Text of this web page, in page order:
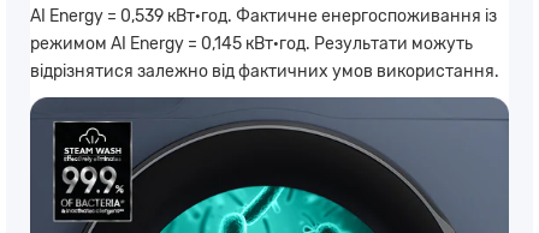
AI Energy = 0,539 кВт·год. Фактичне енергоспоживання із
режимом AI Energy = 0,145 кВт·год. Результати можуть
відрізнятися залежно від фактичних умов використання.